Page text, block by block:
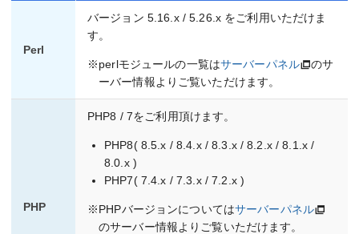
Perl
バージョン 5.16.x / 5.26.x をご利用いただけま
す。
※perlモジュールの一覧はサーバーパネル
のサ
ーバー情報よりご覧いただけます。
PHP
PHP8 / 7をご利用頂けます。
PHP8( 8.5.x / 8.4.x / 8.3.x / 8.2.x / 8.1.x /
8.0.x )
PHP7( 7.4.x / 7.3.x / 7.2.x )
※PHPバージョンについてはサーバーパネル
のサーバー情報よりご覧いただけます。